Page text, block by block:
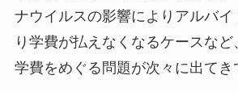
ナウイルスの影響によりアルバイ
り学費が払えなくなるケースな
学費をめぐる問題が次々に出てき